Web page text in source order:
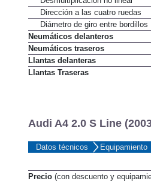
Desmultiplicación no lineal
Dirección a las cuatro ruedas
Diámetro de giro entre bordillos
Neumáticos delanteros
Neumáticos traseros
Llantas delanteras
Audi A4 2.0 S Line